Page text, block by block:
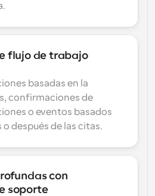
flujo de trabajo
basadas en la
confirmaciones de
o eventos basados
después de las citas.
con
soporte